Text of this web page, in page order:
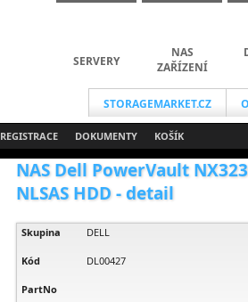
STORAGEMARKET.CZ
SERVERY
NAS
ZAŘÍZENÍ
REGISTRACE DOKUMENTY KOŠÍK
NAS Dell PowerVault
NLSAS HDD - detail
Skupina DELL
Kód DL00427
PartNo